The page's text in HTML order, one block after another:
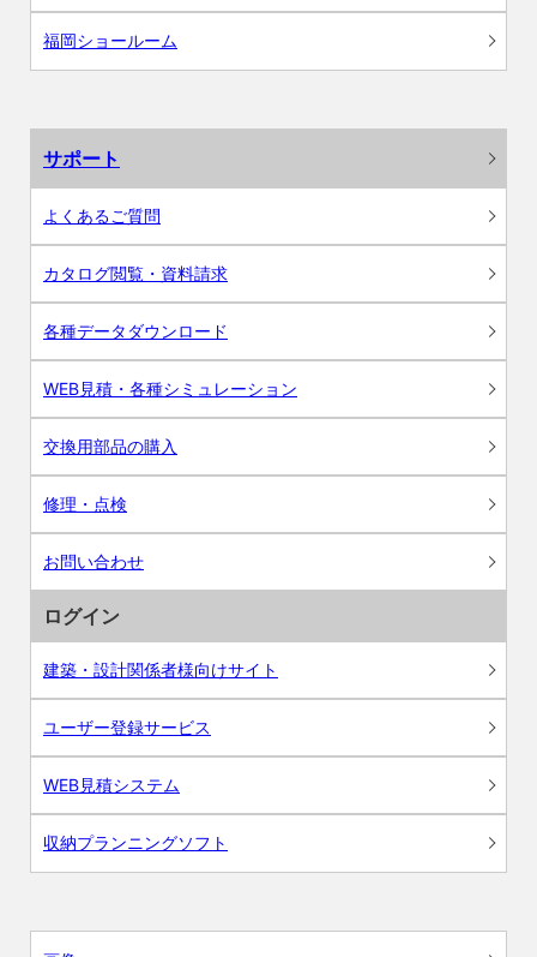
福岡ショールーム
サポート
よくあるご質問
カタログ閲覧・資料請求
各種データダウンロード
WEB見積・各種シミュレーション
交換用部品の購入
修理・点検
お問い合わせ
ログイン
建築・設計関係者様向けサイト
ユーザー登録サービス
WEB見積システム
収納プランニングソフト